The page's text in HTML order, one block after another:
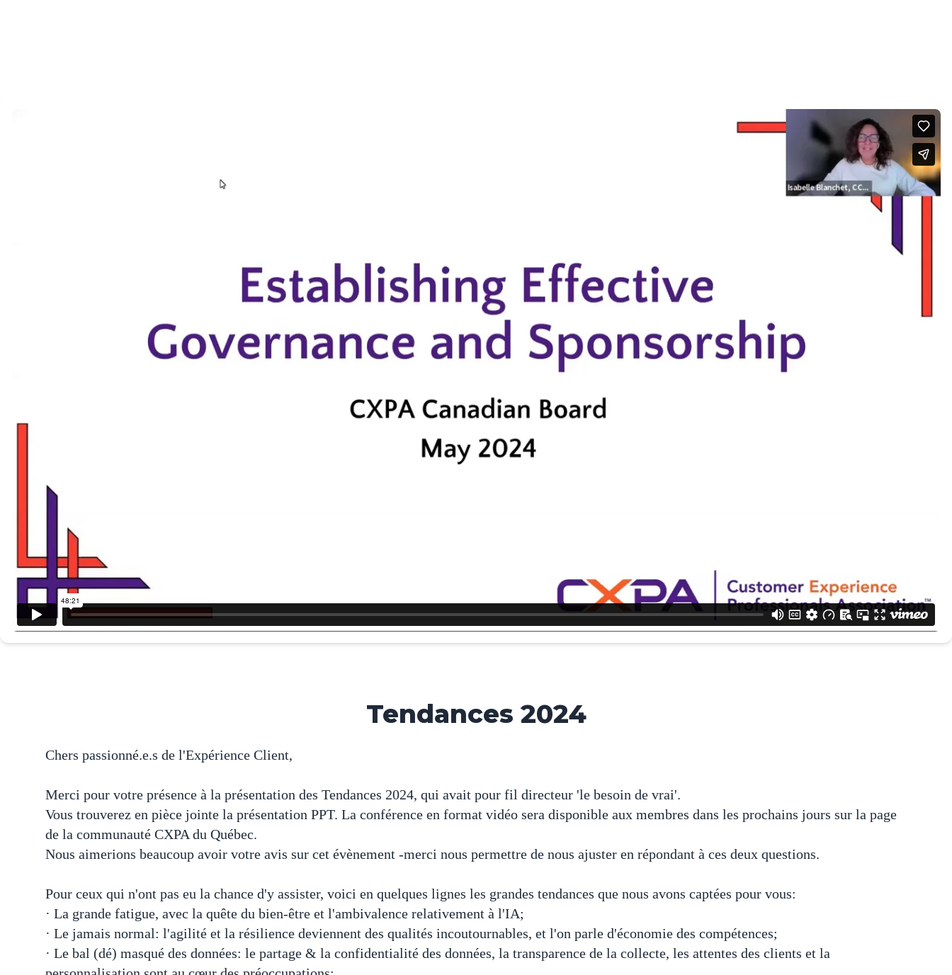
Tendances 2024
Chers passionné.e.s de l'Expérience Client,
Merci pour votre présence à la présentation des Tendances 2024, qui avait pour fil directeur 'le besoin de vrai'.
Vous trouverez en pièce jointe la présentation PPT. La conférence en format vidéo sera disponible aux membres dans les prochains jours sur la page
de la communauté CXPA du Québec.
Nous aimerions beaucoup avoir votre avis sur cet évènement -merci nous permettre de nous ajuster en répondant à ces deux questions.
Pour ceux qui n'ont pas eu la chance d'y assister, voici en quelques lignes les grandes tendances que nous avons captées pour vous:
· La grande fatigue, avec la quête du bien-être et l'ambivalence relativement à l'IA;
· Le jamais normal: l'agilité et la résilience deviennent des qualités incoutournables, et l'on parle d'économie des compétences;
· Le bal (dé) masqué des données: le partage & la confidentialité des données, la transparence de la collecte, les attentes des clients et la